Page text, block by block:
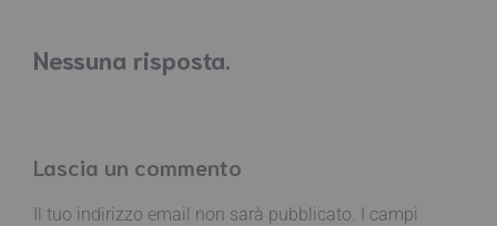
Nessuna risposta.
Lascia un commento
Il tuo indirizzo email non sarà pubblicato. I campi